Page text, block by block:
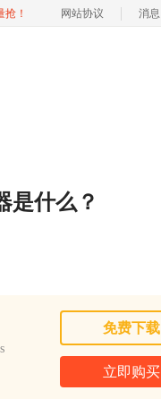
抢！ 网站协议 消息
是什么？
免费下载
立即购买